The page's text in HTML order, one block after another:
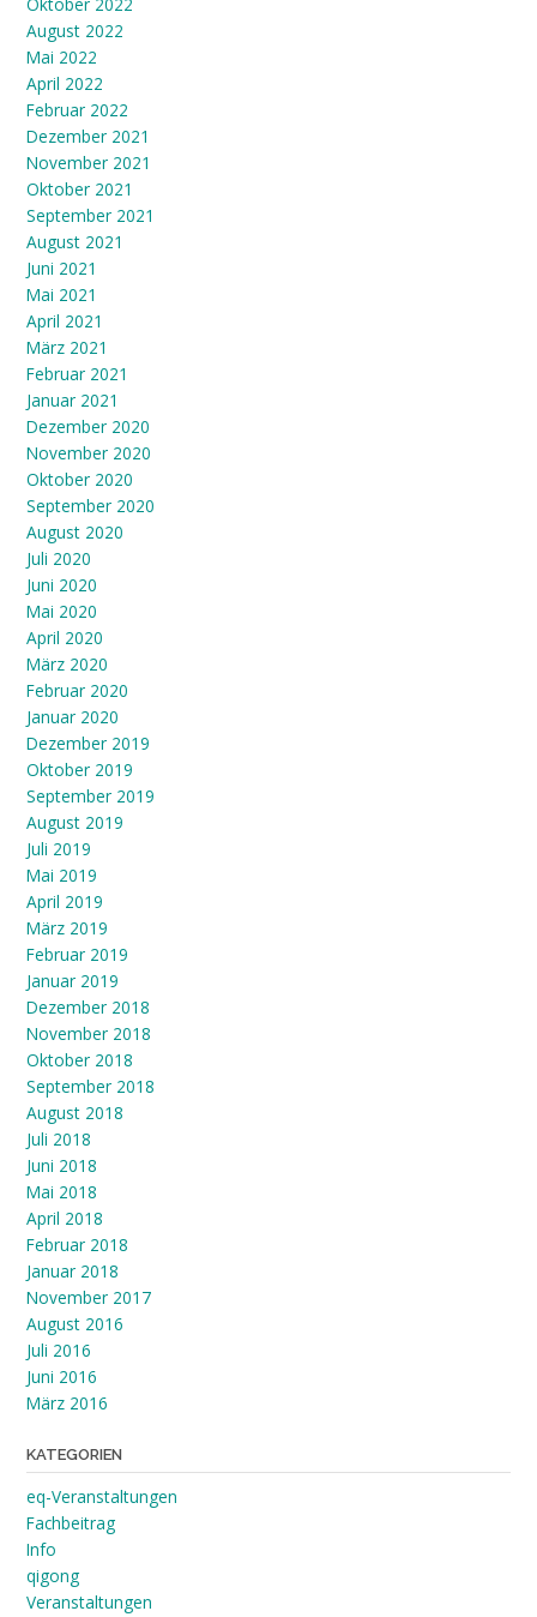
August 2022
Mai 2022
April 2022
Februar 2022
Dezember 2021
November 2021
Oktober 2021
September 2021
August 2021
Juni 2021
Mai 2021
April 2021
März 2021
Februar 2021
Januar 2021
Dezember 2020
November 2020
Oktober 2020
September 2020
August 2020
Juli 2020
Juni 2020
Mai 2020
April 2020
März 2020
Februar 2020
Januar 2020
Dezember 2019
Oktober 2019
September 2019
August 2019
Juli 2019
Mai 2019
April 2019
März 2019
Februar 2019
Januar 2019
Dezember 2018
November 2018
Oktober 2018
September 2018
August 2018
Juli 2018
Juni 2018
Mai 2018
April 2018
Februar 2018
Januar 2018
November 2017
August 2016
Juli 2016
Juni 2016
März 2016
KATEGORIEN
eq-Veranstaltungen
Fachbeitrag
Info
qigong
Veranstaltungen